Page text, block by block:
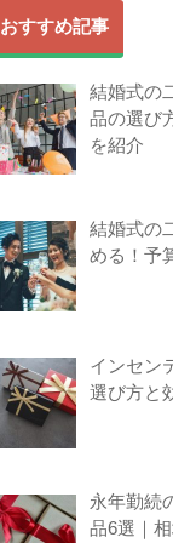
おすすめ記事
結婚式の
品の選び
を紹介
結婚式の
める！予
インセン
選び方と
永年勤続
品6選｜